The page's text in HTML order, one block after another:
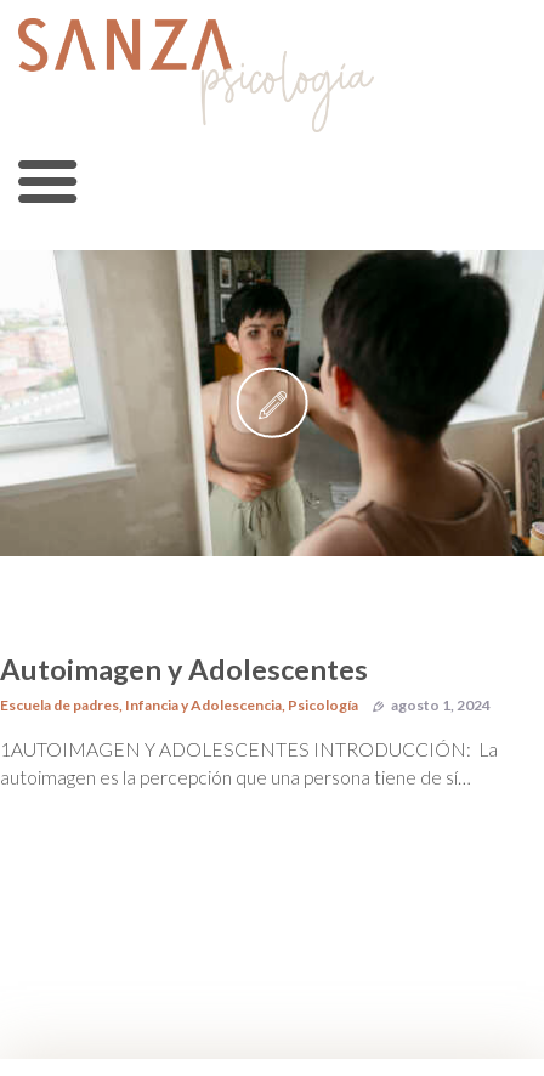
Autoimagen y Adolescentes
Escuela de padres Infancia y Adolescencia Psicología agosto 1, 2024
1AUTOIMAGEN Y ADOLESCENTES INTRODUCCIÓN: La
autoimagen es la percepción que una persona tiene de sí…